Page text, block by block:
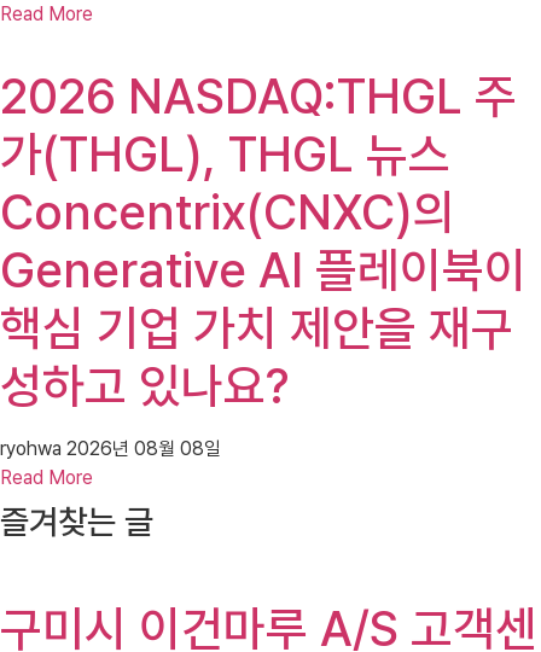
Read More
2026 NASDAQ:THGL 주
가(THGL), THGL 뉴스
Concentrix(CNXC)의
Generative AI 플레이북이
핵심 기업 가치 제안을 재구
성하고 있나요?
ryohwa 2026년 08월 08일
Read More
즐겨찾는 글
구미시 이건마루 A/S 고객센